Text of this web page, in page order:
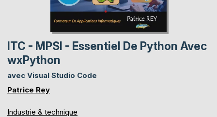
ITC - MPSI - Essentiel De Python Avec
wxPython
avec Visual Studio Code
Patrice Rey
Industrie & technique